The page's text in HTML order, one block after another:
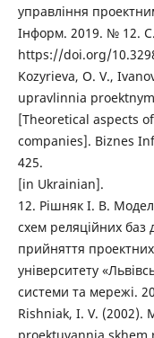
управління
Інформ. 2019. № 12.
https://doi.org/
Kozyrieva, O. V.,
upravlinnia
[Theoretical aspects
companies]. Biznes
425.
[in Ukrainian].
12. Рішняк І. В.
схем реляційних баз
прийняття
університету
системи та мережі.
Rishniak, I. V. (2002).